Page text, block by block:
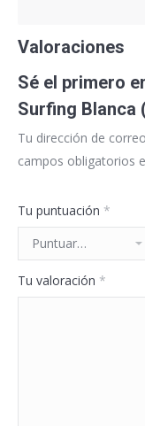
Valoraciones
Sé el primero
Surfing Blanca
Tu dirección de
campos obligatorios
Tu puntuación *
Tu valoración *